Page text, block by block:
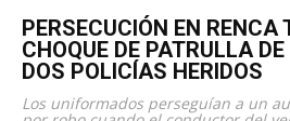
PERSECUCIÓN EN RENCA
CHOQUE DE PATRULLA
DOS POLICÍAS HERIDOS
Los uniformados perseguían a un